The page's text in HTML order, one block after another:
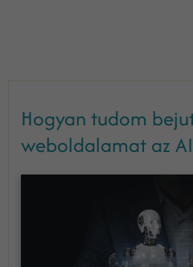
Hogyan tudom
weboldalamat az